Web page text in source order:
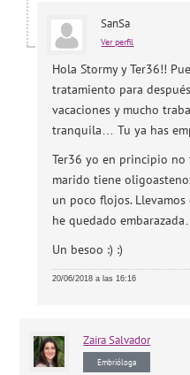
SanSa
Ver perfil
Hola Stormy y Ter36!!
tratamiento para
vacaciones y mucho
tranquila… Tu ya has
Ter36 yo en principio no
marido tiene
un poco flojos. Llevamos
he quedado embarazada…
Un besoo :) :)
20/06/2018 a las 16:16
Zaira Salvador
Embrióloga